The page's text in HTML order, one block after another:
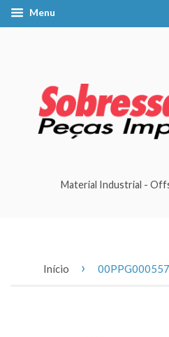
Menu
Material Industrial -
Início ›